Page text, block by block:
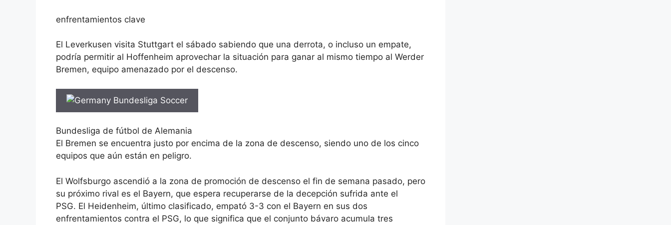
enfrentamientos clave
El Leverkusen visita Stuttgart el sábado sabiendo que una derrota, o incluso un empate,
podría permitir al Hoffenheim aprovechar la situación para ganar al mismo tiempo al Werder
Bremen, equipo amenazado por el descenso.
Bundesliga de fútbol de Alemania
El Bremen se encuentra justo por encima de la zona de descenso, siendo uno de los cinco
equipos que aún están en peligro.
El Wolfsburgo ascendió a la zona de promoción de descenso el fin de semana pasado, pero
su próximo rival es el Bayern, que espera recuperarse de la decepción sufrida ante el
PSG. El Heidenheim, último clasificado, empató 3-3 con el Bayern en sus dos
enfrentamientos contra el PSG, lo que significa que el conjunto bávaro acumula tres